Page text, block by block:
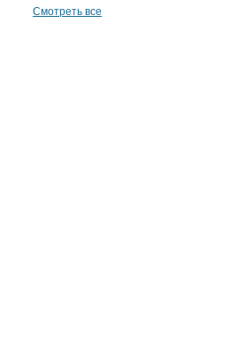
Смотреть все